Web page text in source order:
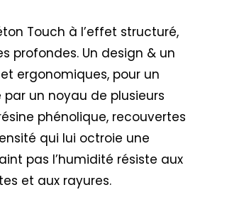
Touch à l’effet structuré,
profondes. Un design & un
ergonomiques, pour un
un noyau de plusieurs
phénolique, recouvertes
qui lui octroie une
pas l’humidité résiste aux
et aux rayures.